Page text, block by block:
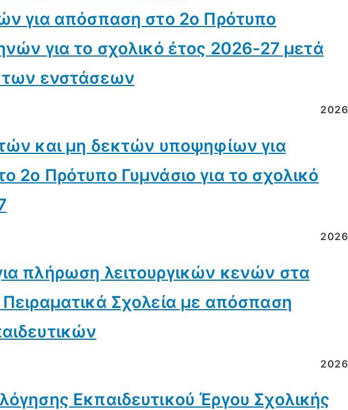
για απόσπαση στο 2ο Πρότυπο
για το σχολικό έτος 2026-27 μετά
των ενστάσεων
2026
και μη δεκτών υποψηφίων για
2ο Πρότυπο Γυμνάσιο για το σχολικό
2026
πλήρωση λειτουργικών κενών στα
Σχολεία με απόσπαση
2026
Εκπαιδευτικού Έργου Σχολικής